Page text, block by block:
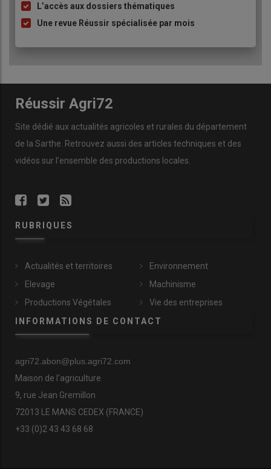
L’accès aux dossiers thématiques
Une revue Réussir spécialisée par mois
Réussir Agri72
Site dédié aux actualités agricoles et rurales du département
de la Sarthe. Retrouvez aussi des articles techniques et des
vidéos sur l’ensemble des productions locales.
RUBRIQUES
Actualités et territoires
Elevage
Productions Végétales
Environnement
Machinisme
Vie des entreprises
INFORMATIONS DE CONTACT
agri72.abon@plus.agri72.com
Maison de l'agriculture
9, rue Jean Gremillon
72013 LE MANS CEDEX (FRANCE)
+33 (0)2 43 43 68 68